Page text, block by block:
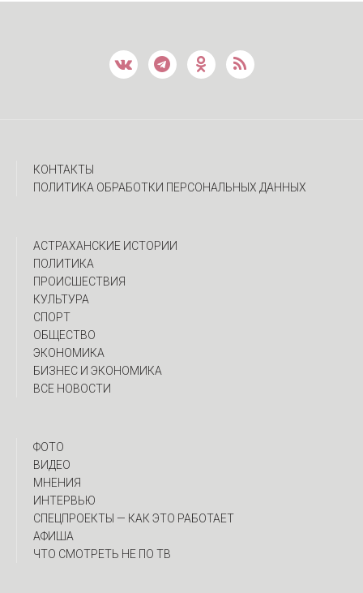
КОНТАКТЫ
ПОЛИТИКА ОБРАБОТКИ ПЕРСОНАЛЬНЫХ ДАННЫХ
АСТРАХАНСКИЕ ИСТОРИИ
ПОЛИТИКА
ПРОИСШЕСТВИЯ
КУЛЬТУРА
СПОРТ
ОБЩЕСТВО
ЭКОНОМИКА
БИЗНЕС И ЭКОНОМИКА
ВСЕ НОВОСТИ
ФОТО
ВИДЕО
МНЕНИЯ
ИНТЕРВЬЮ
CПЕЦПРОЕКТЫ — КАК ЭТО РАБОТАЕТ
АФИША
ЧТО СМОТРЕТЬ НЕ ПО ТВ